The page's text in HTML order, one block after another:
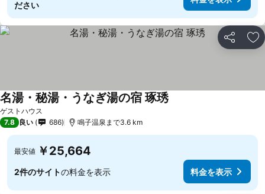
ださい
シェア お
ゲストハウス
名湯・秘湯・うなぎ湯の宿 琢琇
7.8 良い 686 鳴子温泉まで3.6 km
最安値 ￥25,664
2件のサイトの料金を表示 料金を表示